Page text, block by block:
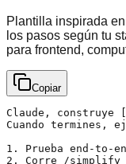
Plantilla inspirada
los pasos según tu
para frontend,
Copiar
Claude, construye
Cuando termines,
1. Prueba end-to-
2. Corre /simplify